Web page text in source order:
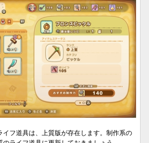
フ道具は、上質版が存在します。制作系の